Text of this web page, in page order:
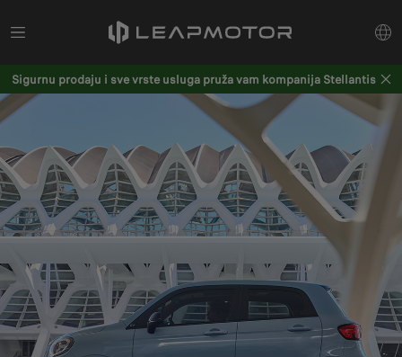
Sigurnu prodaju i sve vrste usluga pruža vam kompanija Stellantis